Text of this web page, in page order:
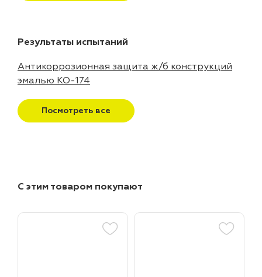
Результаты испытаний
Антикоррозионная защита ж/б конструкций
эмалью КО-174
Посмотреть все
С этим товаром покупают